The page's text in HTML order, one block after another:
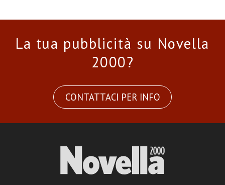
La tua pubblicità su Novella
2000?
CONTATTACI PER INFO